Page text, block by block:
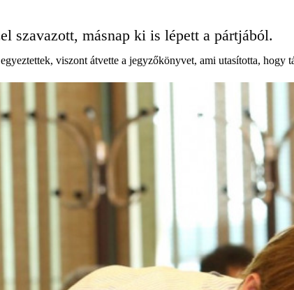
szavazott, másnap ki is lépett a pártjából.
viszont átvette a jegyzőkönyvet, ami utasította, hogy